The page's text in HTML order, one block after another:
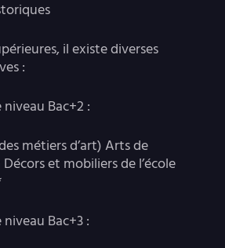
il existe diverses
:
Bac+2 :
métiers d’art) Arts de
et mobiliers de l’école
Bac+3 :